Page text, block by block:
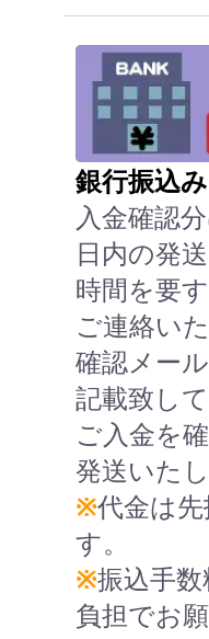
銀行振込み
入金確認
日内の発
時間を要
ご連絡い
確認メー
記載致し
ご入金を
発送いたし
※代金は
す。
※振込手
負担でお